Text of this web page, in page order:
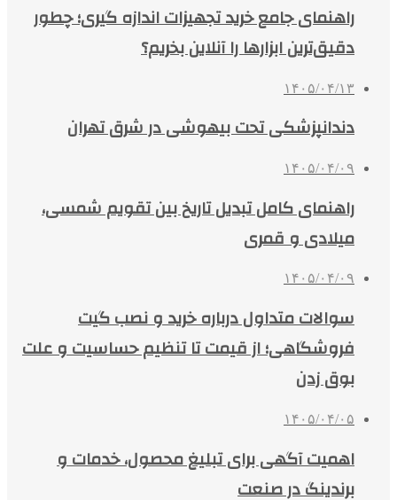
راهنمای جامع خرید تجهیزات اندازه گیری؛ چطور
دقیق‌ترین ابزارها را آنلاین بخریم؟
۱۴۰۵/۰۴/۱۳
دندانپزشکی تحت بیهوشی در شرق تهران
۱۴۰۵/۰۴/۰۹
راهنمای کامل تبدیل تاریخ بین تقویم شمسی،
میلادی و قمری
۱۴۰۵/۰۴/۰۹
سوالات متداول درباره خرید و نصب گیت
فروشگاهی؛ از قیمت تا تنظیم حساسیت و علت
بوق زدن
۱۴۰۵/۰۴/۰۵
اهمیت آگهی برای تبلیغ محصول، خدمات و
برندینگ در صنعت